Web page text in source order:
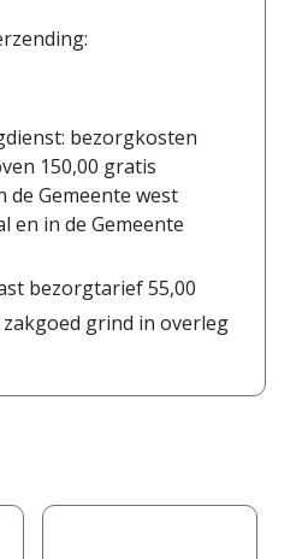
bezorgkosten
150,00 gratis
de Gemeente west
en in de Gemeente
bezorgtarief 55,00
grind in overleg